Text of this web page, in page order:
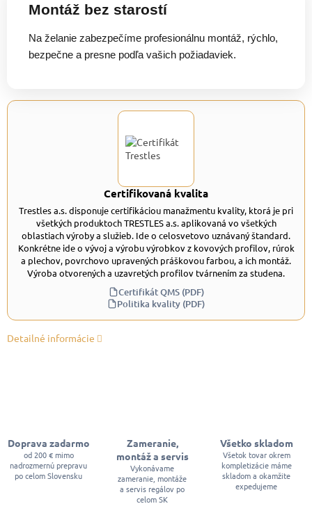
Montáž bez starostí
Na želanie zabezpečíme profesionálnu montáž, rýchlo,
bezpečne a presne podľa vašich požiadaviek.
Certifikovaná kvalita
Trestles a.s. disponuje certifikáciou manažmentu kvality, ktorá je pri
všetkých produktoch TRESTLES a.s. aplikovaná vo všetkých
oblastiach výroby a služieb. Ide o celosvetovo uznávaný štandard.
Konkrétne ide o vývoj a výrobu výrobkov z kovových profilov, rúrok
a plechov, povrchovo upravených práškovou farbou, a ich montáž.
Výroba otvorených a uzavretých profilov tvárnením za studena.
Certifikát QMS (PDF)
Politika kvality (PDF)
Detailné informácie
Doprava zadarmo
od 200 € mimo
nadrozmernú prepravu
po celom Slovensku
Zameranie,
montáž a servis
Vykonávame
zameranie, montáže
a servis regálov po
celom SK
Všetko skladom
Všetok tovar okrem
kompletizácie máme
skladom a okamžite
expedujeme